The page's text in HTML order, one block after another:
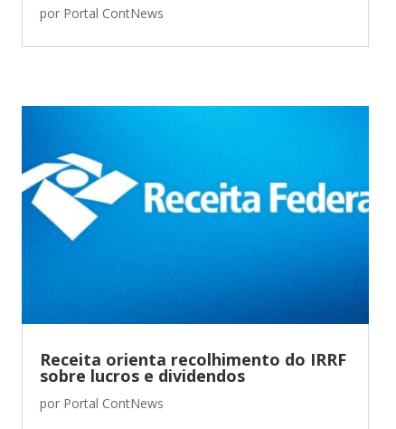
por Portal ContNews
Receita orienta recolhimento do IRRF
sobre lucros e dividendos
por Portal ContNews